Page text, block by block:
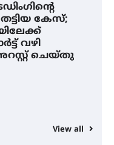
കേസ്;
വഴി
ചെയ്തു
View all
രൂപ തട്ടിയ
എയർ
ശ്രമിക്കവെ
വാർഷിക